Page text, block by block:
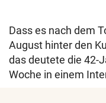
Dass es nach dem
August hinter den
das deutete die 42-
Woche in einem